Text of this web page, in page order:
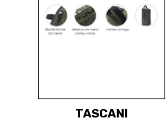
TASCANI